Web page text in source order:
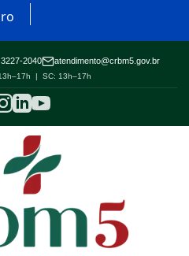
2040 atendimento@crbm5.gov.br
| SC: 13h–17h